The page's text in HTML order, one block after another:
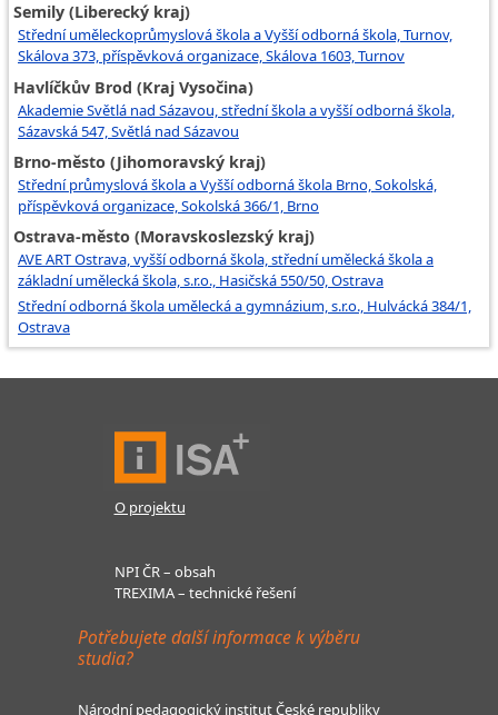
Semily (Liberecký kraj)
Střední uměleckoprůmyslová škola a Vyšší odborná škola, Turnov,
Skálova 373, příspěvková organizace, Skálova 1603, Turnov
Havlíčkův Brod (Kraj Vysočina)
Akademie Světlá nad Sázavou, střední škola a vyšší odborná škola,
Sázavská 547, Světlá nad Sázavou
Brno-město (Jihomoravský kraj)
Střední průmyslová škola a Vyšší odborná škola Brno, Sokolská,
příspěvková organizace, Sokolská 366/1, Brno
Ostrava-město (Moravskoslezský kraj)
AVE ART Ostrava, vyšší odborná škola, střední umělecká škola a
základní umělecká škola, s.r.o., Hasičská 550/50, Ostrava
Střední odborná škola umělecká a gymnázium, s.r.o., Hulvácká 384/1,
Ostrava
O projektu
NPI ČR – obsah
TREXIMA – technické řešení
Potřebujete další informace k výběru
studia?
Národní pedagogický institut České republiky